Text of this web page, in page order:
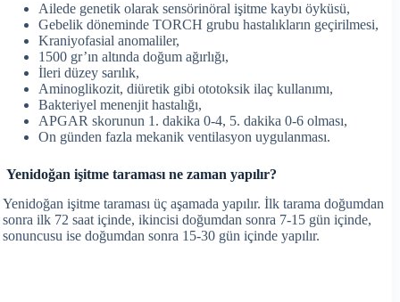
Ailede genetik olarak sensörinöral işitme kaybı öyküsü,
Gebelik döneminde TORCH grubu hastalıkların geçirilmesi,
Kraniyofasial anomaliler,
1500 gr’ın altında doğum ağırlığı,
İleri düzey sarılık,
Aminoglikozit, diüretik gibi ototoksik ilaç kullanımı,
Bakteriyel menenjit hastalığı,
APGAR skorunun 1. dakika 0-4, 5. dakika 0-6 olması,
On günden fazla mekanik ventilasyon uygulanması.
Yenidoğan işitme taraması ne zaman yapılır?
Yenidoğan işitme taraması üç aşamada yapılır. İlk tarama doğumdan
sonra ilk 72 saat içinde, ikincisi doğumdan sonra 7-15 gün içinde,
sonuncusu ise doğumdan sonra 15-30 gün içinde yapılır.